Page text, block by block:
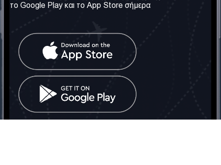
Οι Υπηρεσίες μας
Πολιτική Απορρήτου
Επικοινωνήστε μαζί μας
Ηνωμένο Βασίλειο: Λονδίνο
Τηλ: +442030340050
info@mobinex.com
Επικοινωνήστε μαζί μας
Κοινωνικά Δίκτυα
το Google Play και το App Store σήμερα